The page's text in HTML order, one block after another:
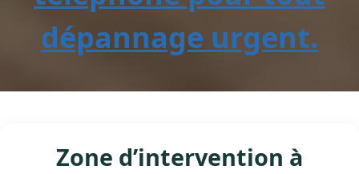
dépannage urgent.
Zone d’intervention à